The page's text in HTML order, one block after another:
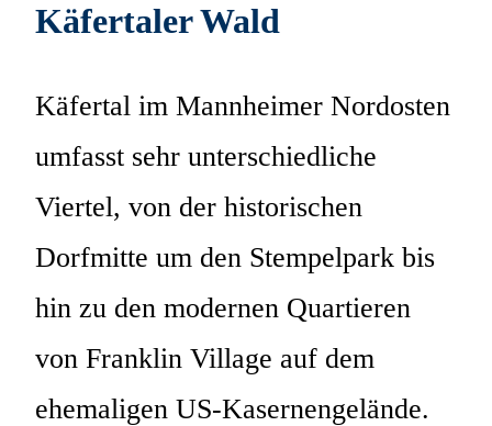
Käfertaler Wald
Käfertal im Mannheimer Nordosten
umfasst sehr unterschiedliche
Viertel, von der historischen
Dorfmitte um den Stempelpark bis
hin zu den modernen Quartieren
von Franklin Village auf dem
ehemaligen US-Kasernengelände.